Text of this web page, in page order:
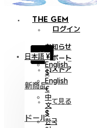
THE GEM
ログイン
X
お知らせ
サポート
旧ストア
新商品
全て見る
ドール
日本語 ¥
English
$
English
€
中
文
$
한국